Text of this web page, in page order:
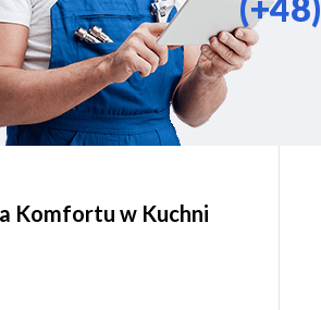
Komfortu w Kuchni